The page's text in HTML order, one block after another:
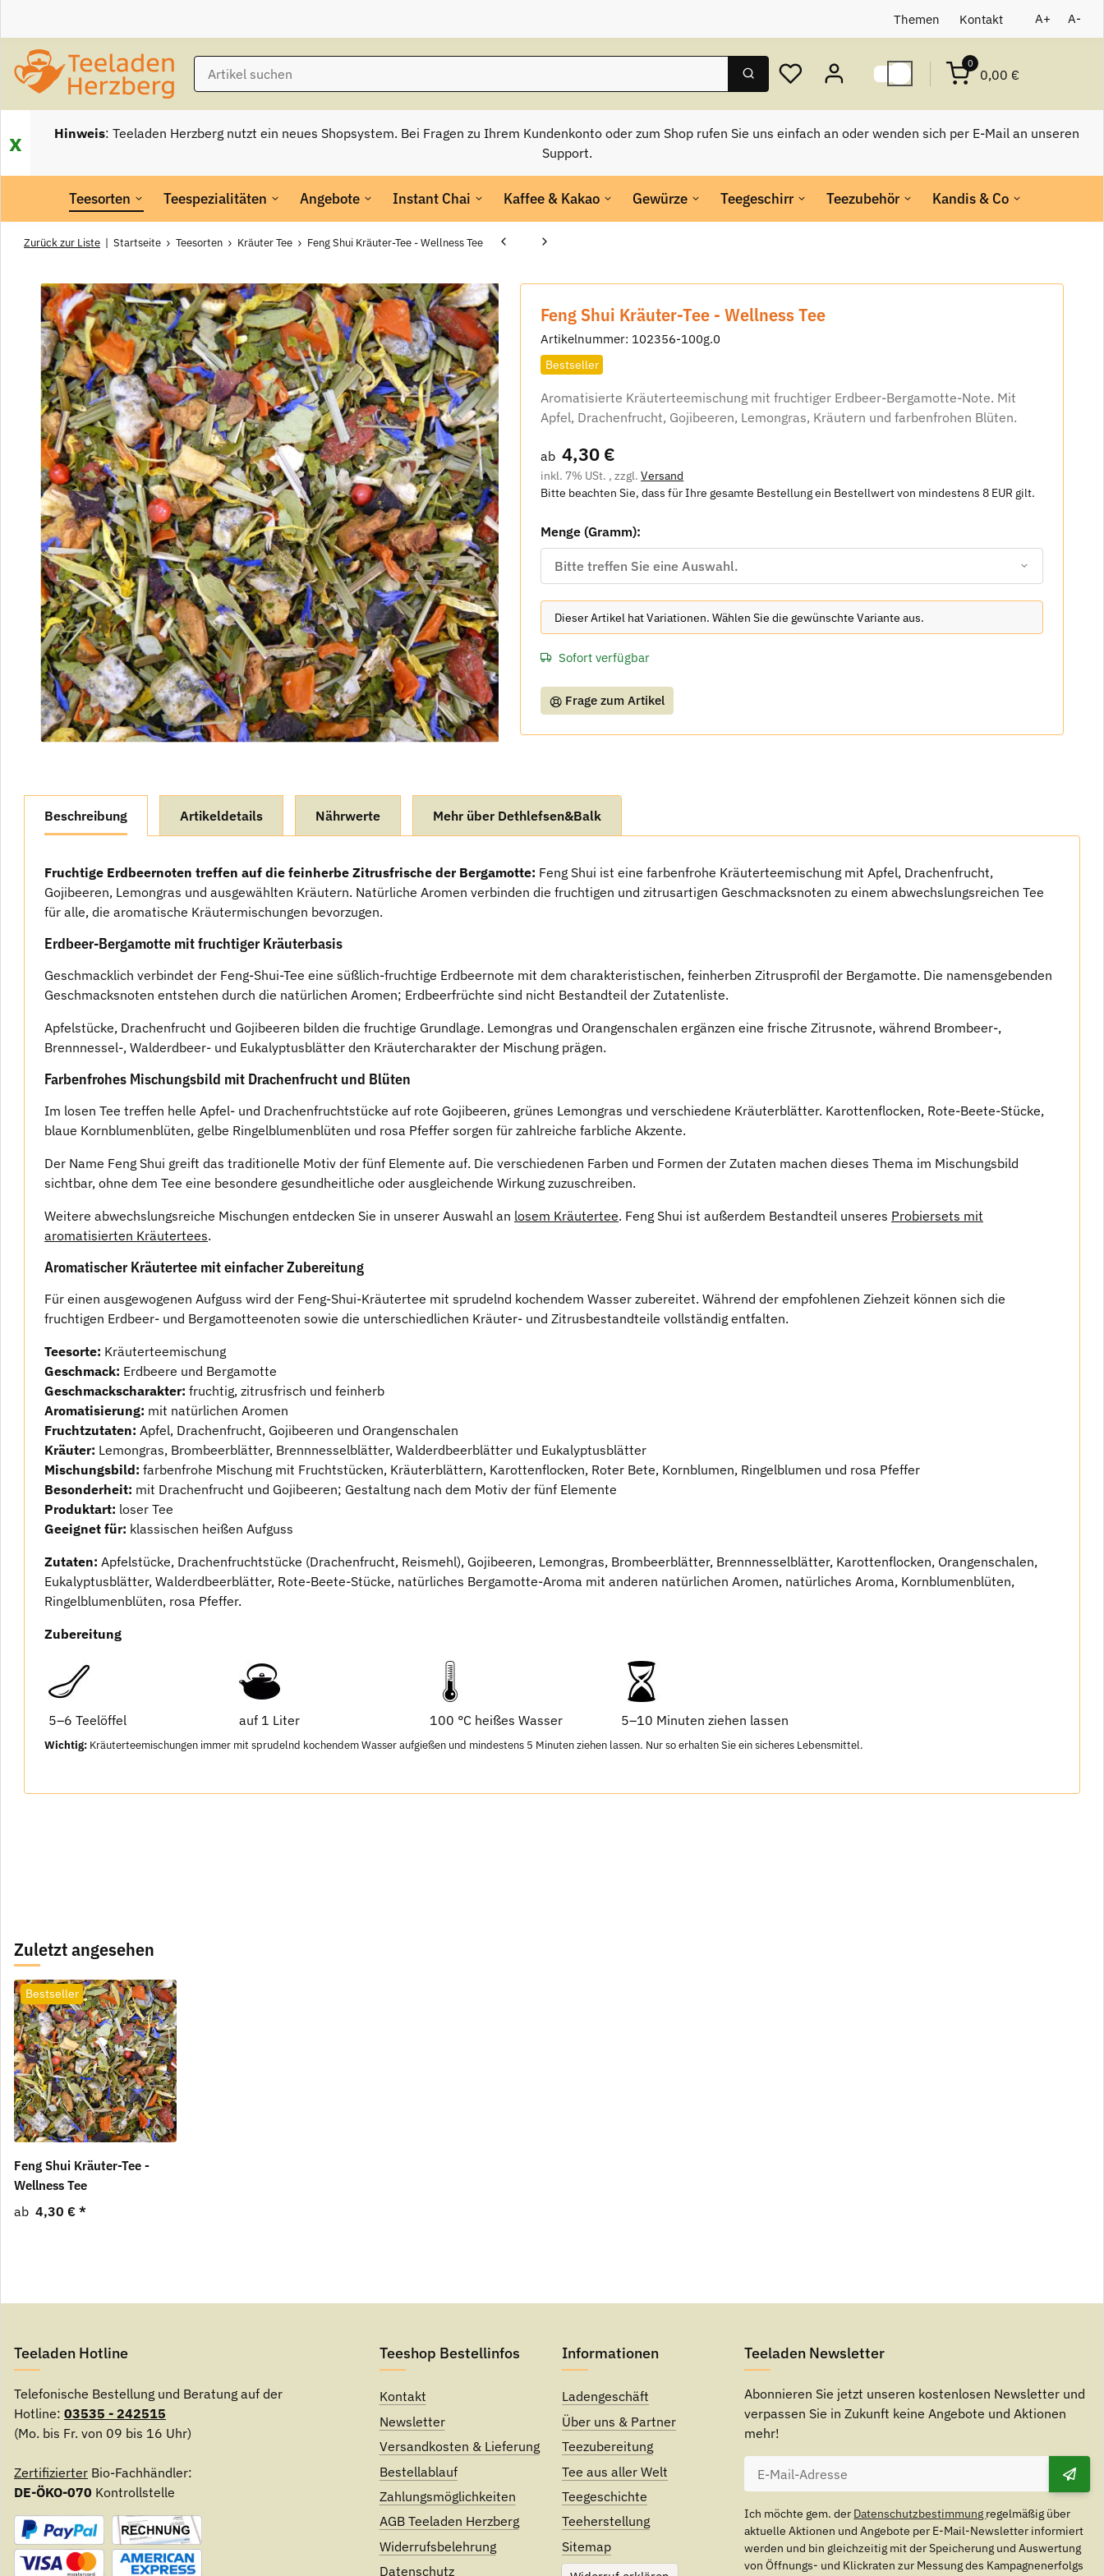
Themen Kontakt A+ A-
0
0,00 €
x Hinweis: Teeladen Herzberg nutzt ein neues Shopsystem. Bei Fragen zu Ihrem Kundenkonto oder zum Shop rufen Sie uns einfach an oder wenden sich per E-Mail an unseren
Support.
Teesorten Teespezialitäten Angebote Instant Chai Kaffee & Kakao Gewürze Teegeschirr Teezubehör Kandis & Co
Zurück zur Liste Startseite Teesorten Kräuter Tee Feng Shui Kräuter-Tee - Wellness Tee
Feng Shui Kräuter-Tee - Wellness Tee
Artikelnummer: 102356-100g.0
Bestseller
Aromatisierte Kräuterteemischung mit fruchtiger Erdbeer-Bergamotte-Note. Mit
Apfel, Drachenfrucht, Gojibeeren, Lemongras, Kräutern und farbenfrohen Blüten.
ab 4,30 €
inkl. 7% USt. , zzgl.Versand
Bitte beachten Sie, dass für Ihre gesamte Bestellung ein Bestellwert von mindestens 8 EUR gilt.
Menge (Gramm):
Bitte treffen Sie eine Auswahl.
x
Dieser Artikel hat Variationen. Wählen Sie die gewünschte Variante aus.
Sofort verfügbar
Frage zum Artikel
Beschreibung Artikeldetails Nährwerte Mehr über Dethlefsen&Balk
Fruchtige Erdbeernoten treffen auf die feinherbe Zitrusfrische der Bergamotte: Feng Shui ist eine farbenfrohe Kräuterteemischung mit Apfel, Drachenfrucht,
Gojibeeren, Lemongras und ausgewählten Kräutern. Natürliche Aromen verbinden die fruchtigen und zitrusartigen Geschmacksnoten zu einem abwechslungsreichen Tee
für alle, die aromatische Kräutermischungen bevorzugen.
Erdbeer-Bergamotte mit fruchtiger Kräuterbasis
Geschmacklich verbindet der Feng-Shui-Tee eine süßlich-fruchtige Erdbeernote mit dem charakteristischen, feinherben Zitrusprofil der Bergamotte. Die namensgebenden
Geschmacksnoten entstehen durch die natürlichen Aromen; Erdbeerfrüchte sind nicht Bestandteil der Zutatenliste.
Apfelstücke, Drachenfrucht und Gojibeeren bilden die fruchtige Grundlage. Lemongras und Orangenschalen ergänzen eine frische Zitrusnote, während Brombeer-,
Brennnessel-, Walderdbeer- und Eukalyptusblätter den Kräutercharakter der Mischung prägen.
Farbenfrohes Mischungsbild mit Drachenfrucht und Blüten
Im losen Tee treffen helle Apfel- und Drachenfruchtstücke auf rote Gojibeeren, grünes Lemongras und verschiedene Kräuterblätter. Karottenflocken, Rote-Beete-Stücke,
blaue Kornblumenblüten, gelbe Ringelblumenblüten und rosa Pfeffer sorgen für zahlreiche farbliche Akzente.
Der Name Feng Shui greift das traditionelle Motiv der fünf Elemente auf. Die verschiedenen Farben und Formen der Zutaten machen dieses Thema im Mischungsbild
sichtbar, ohne dem Tee eine besondere gesundheitliche oder ausgleichende Wirkung zuzuschreiben.
Weitere abwechslungsreiche Mischungen entdecken Sie in unserer Auswahl an losem Kräutertee. Feng Shui ist außerdem Bestandteil unseres Probiersets mit
aromatisierten Kräutertees.
Aromatischer Kräutertee mit einfacher Zubereitung
Für einen ausgewogenen Aufguss wird der Feng-Shui-Kräutertee mit sprudelnd kochendem Wasser zubereitet. Während der empfohlenen Ziehzeit können sich die
fruchtigen Erdbeer- und Bergamotteenoten sowie die unterschiedlichen Kräuter- und Zitrusbestandteile vollständig entfalten.
Teesorte: Kräuterteemischung
Geschmack: Erdbeere und Bergamotte
Geschmackscharakter: fruchtig, zitrusfrisch und feinherb
Aromatisierung: mit natürlichen Aromen
Fruchtzutaten: Apfel, Drachenfrucht, Gojibeeren und Orangenschalen
Kräuter: Lemongras, Brombeerblätter, Brennnesselblätter, Walderdbeerblätter und Eukalyptusblätter
Mischungsbild: farbenfrohe Mischung mit Fruchtstücken, Kräuterblättern, Karottenflocken, Roter Bete, Kornblumen, Ringelblumen und rosa Pfeffer
Besonderheit: mit Drachenfrucht und Gojibeeren; Gestaltung nach dem Motiv der fünf Elemente
Produktart: loser Tee
Geeignet für: klassischen heißen Aufguss
Zutaten: Apfelstücke, Drachenfruchtstücke (Drachenfrucht, Reismehl), Gojibeeren, Lemongras, Brombeerblätter, Brennnesselblätter, Karottenflocken, Orangenschalen,
Eukalyptusblätter, Walderdbeerblätter, Rote-Beete-Stücke, natürliches Bergamotte-Aroma mit anderen natürlichen Aromen, natürliches Aroma, Kornblumenblüten,
Ringelblumenblüten, rosa Pfeffer.
Zubereitung
5–6 Teelöffel auf 1 Liter 100 °C heißes Wasser 5–10 Minuten ziehen lassen
Wichtig: Kräuterteemischungen immer mit sprudelnd kochendem Wasser aufgießen und mindestens 5 Minuten ziehen lassen. Nur so erhalten Sie ein sicheres Lebensmittel.
Zuletzt angesehen
Bestseller
Feng Shui Kräuter-Tee -
Wellness Tee
ab 4,30 € *
Teeladen Hotline
Telefonische Bestellung und Beratung auf der
Hotline: 03535 - 242515
(Mo. bis Fr. von 09 bis 16 Uhr)
Zertifizierter Bio-Fachhändler:
DE-ÖKO-070 Kontrollstelle
Teeshop Bestellinfos
Kontakt
Newsletter
Versandkosten & Lieferung
Bestellablauf
Zahlungsmöglichkeiten
AGB Teeladen Herzberg
Widerrufsbelehrung
Datenschutz
Informationen
Ladengeschäft
Über uns & Partner
Teezubereitung
Tee aus aller Welt
Teegeschichte
Teeherstellung
Sitemap
Teeladen Newsletter
Abonnieren Sie jetzt unseren kostenlosen Newsletter und
verpassen Sie in Zukunft keine Angebote und Aktionen
mehr!
Ich möchte gem. der Datenschutzbestimmung regelmäßig über
aktuelle Aktionen und Angebote per E-Mail-Newsletter informiert
werden und bin gleichzeitig mit der Speicherung und Auswertung
von Öffnungs- und Klickraten zur Messung des Kampagnenerfolgs